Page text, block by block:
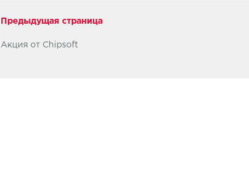
Предыдущая страница
Акция от Chipsoft